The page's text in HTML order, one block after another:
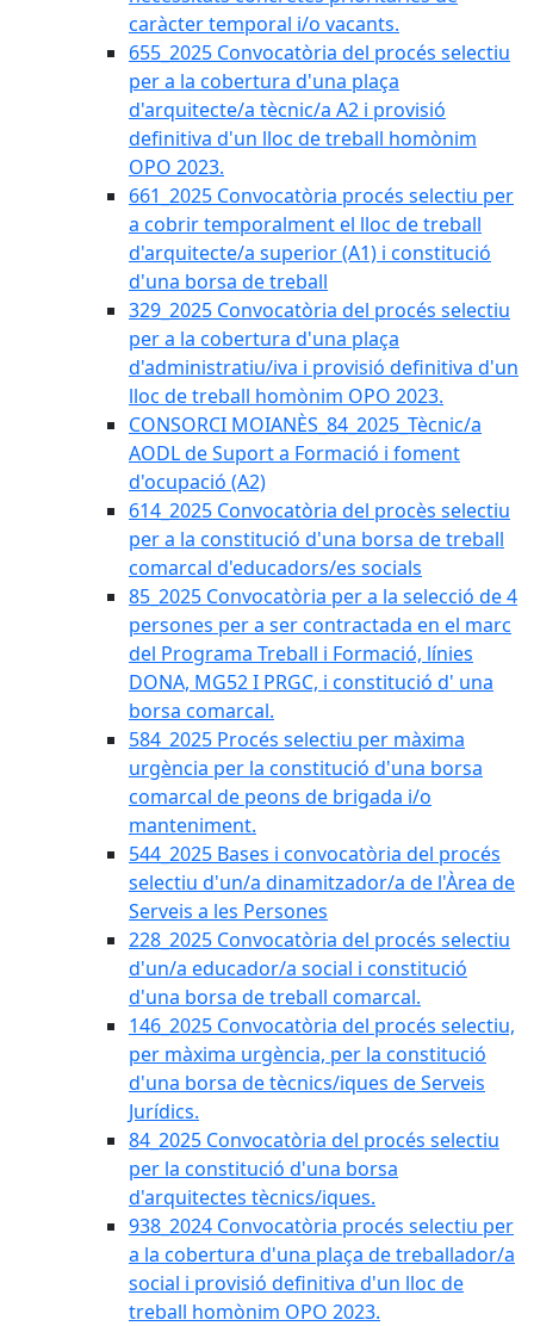
caràcter temporal i/o vacants.
655_2025 Convocatòria del procés selectiu
per a la cobertura d'una plaça
d'arquitecte/a tècnic/a A2 i provisió
definitiva d'un lloc de treball homònim
OPO 2023.
661_2025 Convocatòria procés selectiu per
a cobrir temporalment el lloc de treball
d'arquitecte/a superior (A1) i constitució
d'una borsa de treball
329_2025 Convocatòria del procés selectiu
per a la cobertura d'una plaça
d'administratiu/iva i provisió definitiva d'un
lloc de treball homònim OPO 2023.
CONSORCI MOIANÈS_84_2025_Tècnic/a
AODL de Suport a Formació i foment
d'ocupació (A2)
614_2025 Convocatòria del procès selectiu
per a la constitució d'una borsa de treball
comarcal d'educadors/es socials
85_2025 Convocatòria per a la selecció de 4
persones per a ser contractada en el marc
del Programa Treball i Formació, línies
DONA, MG52 I PRGC, i constitució d' una
borsa comarcal.
584_2025 Procés selectiu per màxima
urgència per la constitució d'una borsa
comarcal de peons de brigada i/o
manteniment.
544_2025 Bases i convocatòria del procés
selectiu d'un/a dinamitzador/a de l'Àrea de
Serveis a les Persones
228_2025 Convocatòria del procés selectiu
d'un/a educador/a social i constitució
d'una borsa de treball comarcal.
146_2025 Convocatòria del procés selectiu,
per màxima urgència, per la constitució
d'una borsa de tècnics/iques de Serveis
Jurídics.
84_2025 Convocatòria del procés selectiu
per la constitució d'una borsa
d'arquitectes tècnics/iques.
938_2024 Convocatòria procés selectiu per
a la cobertura d'una plaça de treballador/a
social i provisió definitiva d'un lloc de
treball homònim OPO 2023.